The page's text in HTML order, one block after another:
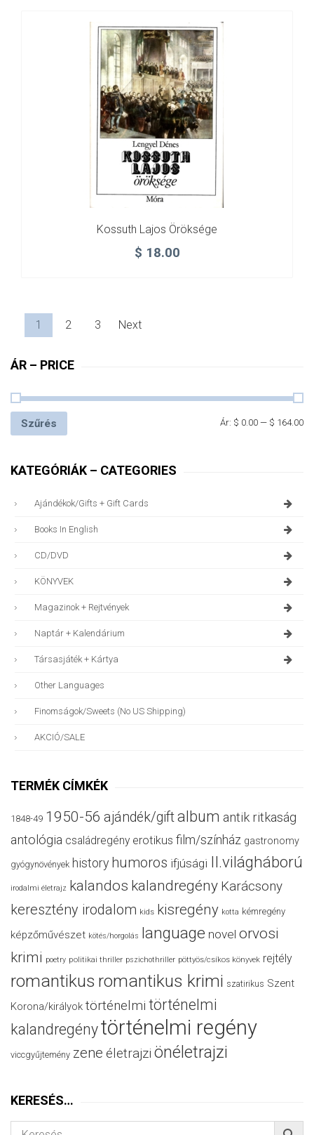
Kossuth Lajos Öröksége
$ 18.00
1 2 3 Next
ÁR – PRICE
Szűrés Ár: $ 0.00 — $ 164.00
KATEGÓRIÁK – CATEGORIES
Ajándékok/gifts + Gift Cards
Books In English
CD/DVD
KÖNYVEK
Magazinok + Rejtvények
Naptár + Kalendárium
Társasjáték + Kártya
Other Languages
Finomságok/sweets (no US Shipping)
AKCIÓ/SALE
TERMÉK CÍMKÉK
1848-49 1950-56 ajándék/giftalbum antik ritkaság
antológia családregény erotikus film/színház gastronomy
gyógynövények history humoros ifjúsági II.világháború
irodalmi életrajz kalandos kalandregény Karácsony
keresztény irodalom kids kisregény kotta kémregény
képzőművészet kötés/horgolás language novel orvosi
krimi poetry politikai thriller pszichothriller pöttyös/csíkos könyvek rejtély
romantikus romantikus krimi szatirikus Szent
Korona/királyok történelmi történelmi
kalandregénytörténelmi regény
viccgyűjtemény zene életrajzi önéletrajzi
KERESÉS…